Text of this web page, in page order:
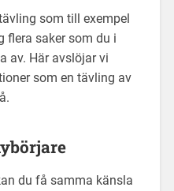
som till exempel
flera saker som du i
av. Här avslöjar vi
som en tävling av
du få samma känsla